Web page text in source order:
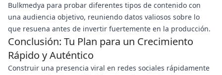
Bulkmedya para probar diferentes tipos de contenido con
una audiencia objetivo, reuniendo datos valiosos sobre lo
que resuena antes de invertir fuertemente en la producción.
Conclusión: Tu Plan para un Crecimiento
Rápido y Auténtico
Construir una presencia viral en redes sociales rápidamente